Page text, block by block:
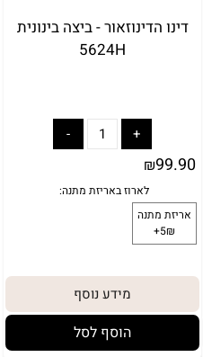
דינו הדינוזאור - ביצה בינונית
5624H
₪99.90
מידע נוסף
הוסף לסל